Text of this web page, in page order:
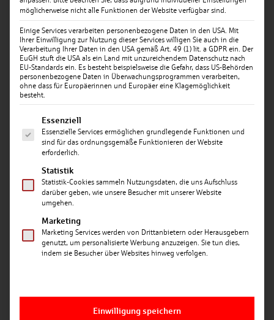
Datum: 04.03.2026
CASH & CONTENT | FOLGE 10 – „IHR KONTO WIRD
GESPERRT – BITTE KLICKEN SIE HIER!“
Mit solchen Phishing-Nachrichten versuchen
Betrüger täglich, an die sensiblen Zugangsdaten von
Nutzern zu gelangen – per SMS, E-Mail, WhatsApp,
Kleinanzeigen-Portale oder Social Media.
möglicherweise nicht alle Funktionen der Website verfügbar sind.
Einige Services verarbeiten personenbezogene Daten in den USA. Mit
Ihrer Einwilligung zur Nutzung dieser Services willigen Sie auch in die
Verarbeitung Ihrer Daten in den USA gemäß Art. 49 (1) lit. a GDPR ein. Der
EuGH stuft die USA als ein Land mit unzureichendem Datenschutz nach
EU-Standards ein. Es besteht beispielsweise die Gefahr, dass US-Behörden
personenbezogene Daten in Überwachungsprogrammen verarbeiten,
ohne dass für Europäerinnen und Europäer eine Klagemöglichkeit
besteht.
Es folgt eine Liste der Service-Gruppen, für die
Essenziell
Essenzielle Services ermöglichen grundlegende Funktionen und
sind für das ordnungsgemäße Funktionieren der Website
erforderlich.
Statistik
Statistik-Cookies sammeln Nutzungsdaten, die uns Aufschluss
darüber geben, wie unsere Besucher mit unserer Website
umgehen.
Marketing
Marketing Services werden von Drittanbietern oder Herausgebern
genutzt, um personalisierte Werbung anzuzeigen. Sie tun dies,
indem sie Besucher über Websites hinweg verfolgen.
Einwilligung speichern